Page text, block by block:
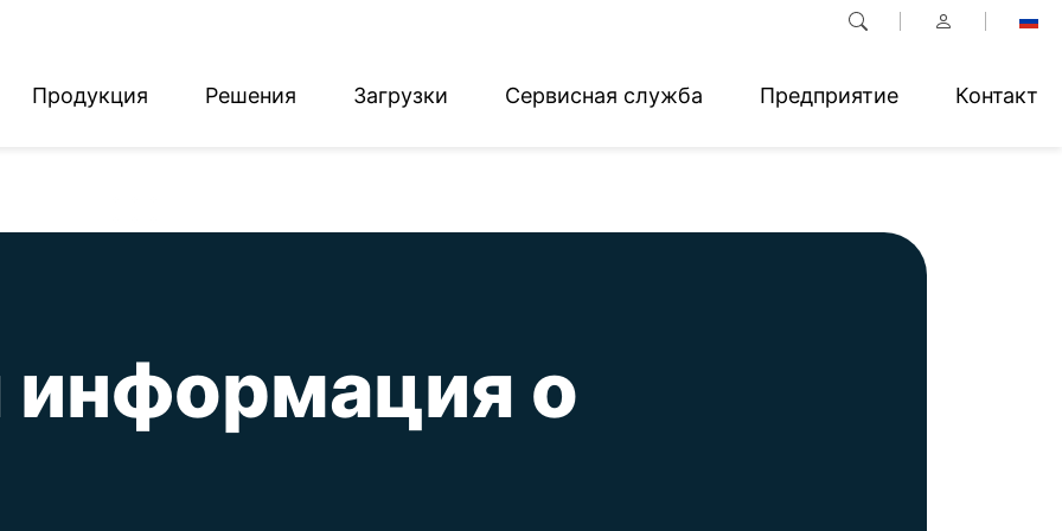
Продукция Решения Загрузки Сервисная служба Предприятие Контакт
о